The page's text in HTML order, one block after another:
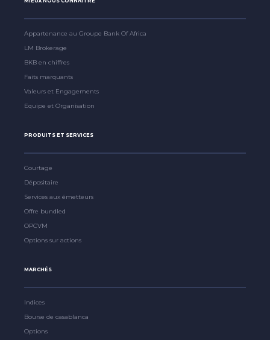
Appartenance au Groupe Bank Of Africa
LM Brokerage
BKB en chiffres
Faits marquants
Valeurs et Engagements
Equipe et Organisation
PRODUITS ET SERVICES
Courtage
Dépositaire
Services aux émetteurs
Offre bundled
OPCVM
Options sur actions
MARCHÉS
Indices
Bourse de casablanca
Options